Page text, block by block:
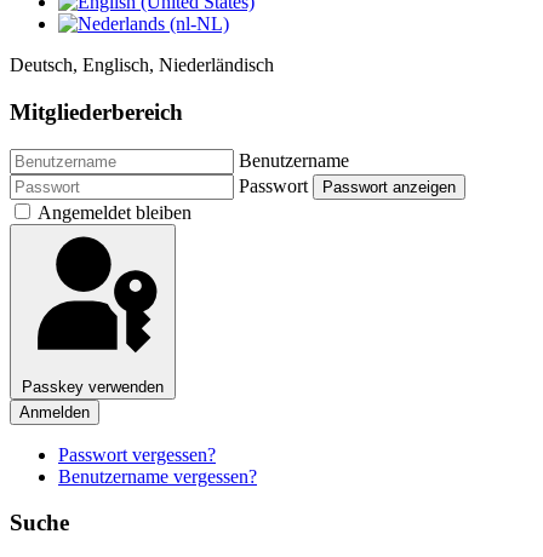
Deutsch, Englisch, Niederländisch
Mitgliederbereich
Benutzername
Passwort
Passwort anzeigen
Angemeldet bleiben
Passkey verwenden
Anmelden
Passwort vergessen?
Benutzername vergessen?
Suche